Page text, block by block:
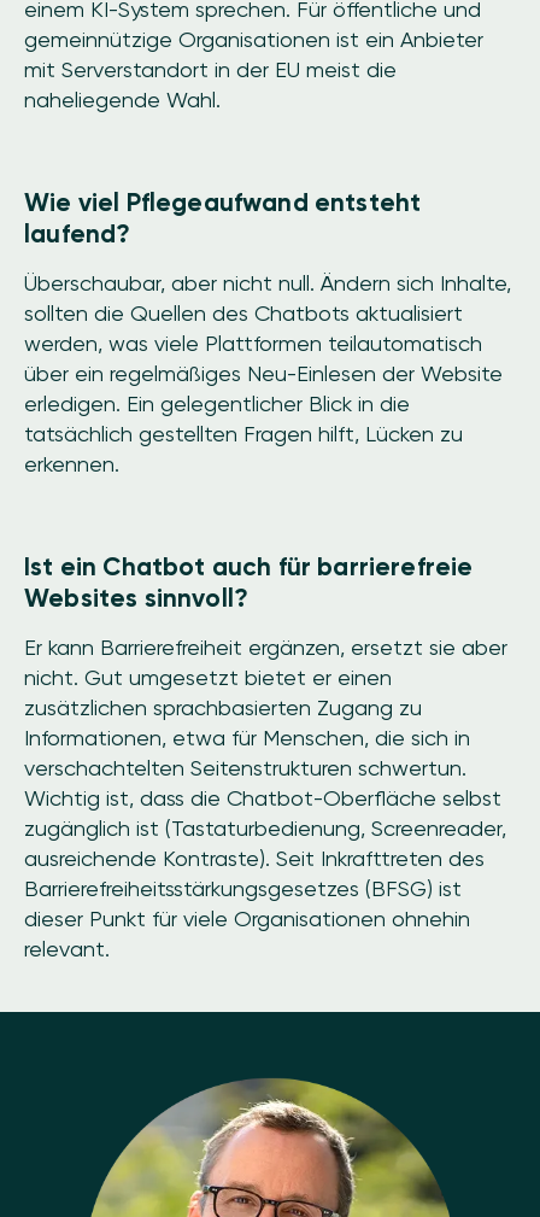
einem KI-System sprechen. Für öffentliche und
gemeinnützige Organisationen ist ein Anbieter
mit Serverstandort in der EU meist die
naheliegende Wahl.
Wie viel Pflegeaufwand entsteht
laufend?
Überschaubar, aber nicht null. Ändern sich Inhalte,
sollten die Quellen des Chatbots aktualisiert
werden, was viele Plattformen teilautomatisch
über ein regelmäßiges Neu-Einlesen der Website
erledigen. Ein gelegentlicher Blick in die
tatsächlich gestellten Fragen hilft, Lücken zu
erkennen.
Ist ein Chatbot auch für barrierefreie
Websites sinnvoll?
Er kann Barrierefreiheit ergänzen, ersetzt sie aber
nicht. Gut umgesetzt bietet er einen
zusätzlichen sprachbasierten Zugang zu
Informationen, etwa für Menschen, die sich in
verschachtelten Seitenstrukturen schwertun.
Wichtig ist, dass die Chatbot-Oberfläche selbst
zugänglich ist (Tastaturbedienung, Screenreader,
ausreichende Kontraste). Seit Inkrafttreten des
Barrierefreiheitsstärkungsgesetzes (BFSG) ist
dieser Punkt für viele Organisationen ohnehin
relevant.